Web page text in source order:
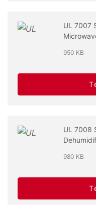
UL 7007
950 KB
UL 7008
980 KB